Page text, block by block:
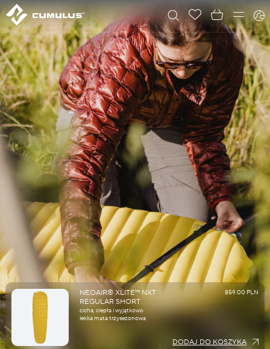
NEOAIR® XLITE™ NXT
REGULAR SHORT
cicha, ciepła i wyjątkowo
lekka mata trzysezonowa
859.00 PLN
DODAJ DO KOSZYKA